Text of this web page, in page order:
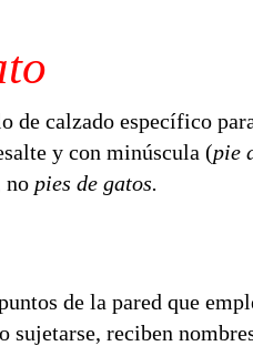
de calzado específico
y con minúscula (pie
no pies de gatos.
de la pared que
sujetarse, reciben